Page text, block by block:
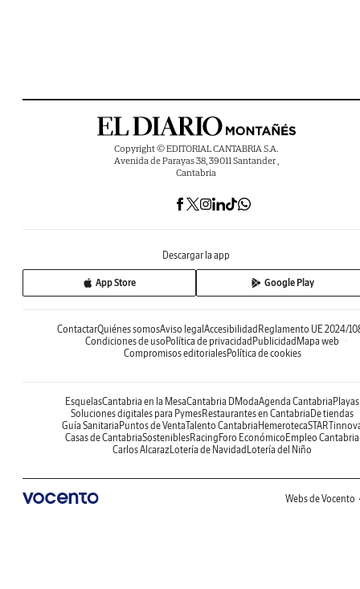
Copyright © EDITORIAL CANTABRIA S.A.
Avenida de Parayas 38, 39011 Santander ,
Cantabria
Descargar la app
App Store Google Play
ContactarQuiénes somosAviso legalAccesibilidadReglamento UE 2024/
Condiciones de usoPolítica de privacidadPublicidadMapa web
Compromisos editorialesPolítica de cookies
EsquelasCantabria en la MesaCantabria DModaAgenda CantabriaPlayas
Soluciones digitales para PymesRestaurantes en CantabriaDe tiendas
Guía SanitariaPuntos de VentaTalento CantabriaHemeroteca
Casas de CantabriaSosteniblesRacingForo EconómicoEmpleo Cantabria
Carlos AlcarazLotería de NavidadLotería del Niño
Webs de Vocento